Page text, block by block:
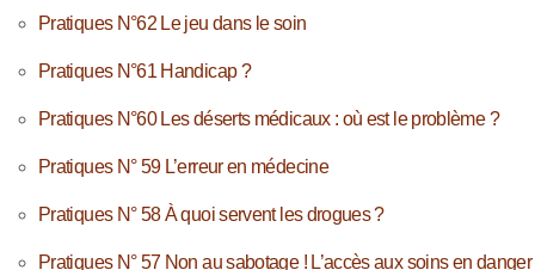
Pratiques N°62 Le jeu dans le soin
Pratiques N°61 Handicap ?
Pratiques N°60 Les déserts médicaux : où est le problème ?
Pratiques N° 59 L’erreur en médecine
Pratiques N° 58 À quoi servent les drogues ?
Pratiques N° 57 Non au sabotage ! L’accès aux soins en danger